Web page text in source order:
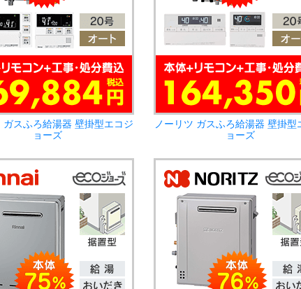
ガスふろ給湯器 壁掛型エコジ
ョーズ
ノーリツ ガスふろ給湯器 壁掛型
ョーズ